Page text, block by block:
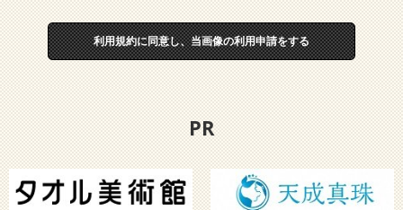
利用規約に同意し、当画像の利用申請をする
PR